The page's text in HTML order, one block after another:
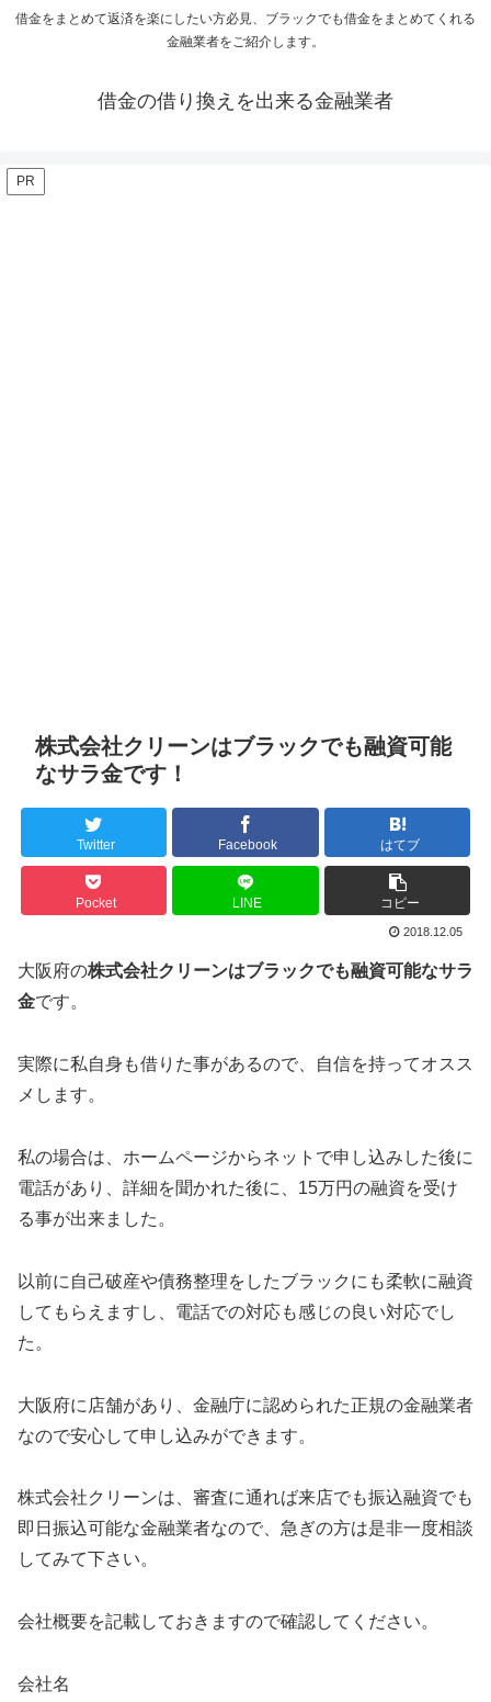
借金をまとめて返済を楽にしたい方必見、ブラックでも借金をまとめてくれる
金融業者をご紹介します。
借金の借り換えを出来る金融業者
PR
株式会社クリーンはブラックでも融資可能
なサラ金です！
Twitter Facebook はてブ
Pocket LINE コピー
2018.12.05
大阪府の株式会社クリーンはブラックでも融資可能なサラ
金です。
実際に私自身も借りた事があるので、自信を持ってオスス
メします。
私の場合は、ホームページからネットで申し込みした後に
電話があり、詳細を聞かれた後に、15万円の融資を受け
る事が出来ました。
以前に自己破産や債務整理をしたブラックにも柔軟に融資
してもらえますし、電話での対応も感じの良い対応でし
た。
大阪府に店舗があり、金融庁に認められた正規の金融業者
なので安心して申し込みができます。
株式会社クリーンは、審査に通れば来店でも振込融資でも
即日振込可能な金融業者なので、急ぎの方は是非一度相談
してみて下さい。
会社概要を記載しておきますので確認してください。
会社名